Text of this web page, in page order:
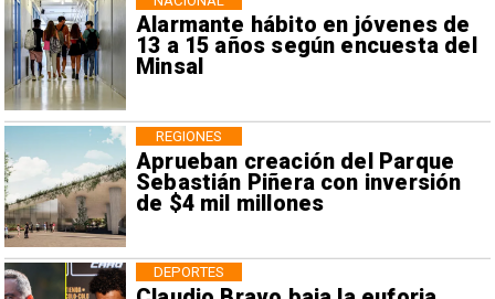
Alarmante hábito en jóvenes de
13 a 15 años según encuesta del
Minsal
Aprueban creación del Parque
Sebastián Piñera con inversión
de $4 mil millones
REGIONES
DEPORTES